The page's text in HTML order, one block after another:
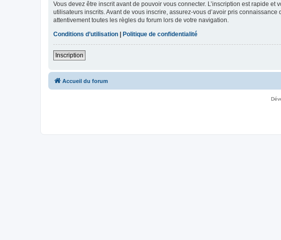
Vous devez être inscrit avant de pouvoir vous connecter. L’inscription est rapide
utilisateurs inscrits. Avant de vous inscrire, assurez-vous d’avoir pris
attentivement toutes les règles du forum lors de votre navigation.
Conditions d’utilisation
Politique de confidentialité
Inscription
Accueil du forum